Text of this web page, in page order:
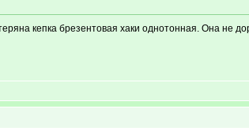
кепка брезентовая хаки однотонная. Она не